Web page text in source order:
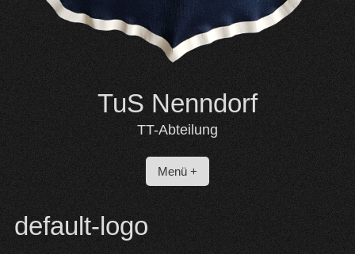
TuS Nenndorf
TT-Abteilung
Menü +
default-logo